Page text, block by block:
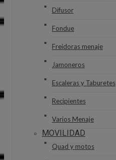
Difusor
Fondue
Freidoras menaje
Jamoneros
Escaleras y Taburetes
Recipientes
Varios Menaje
MOVILIDAD
Quad y motos